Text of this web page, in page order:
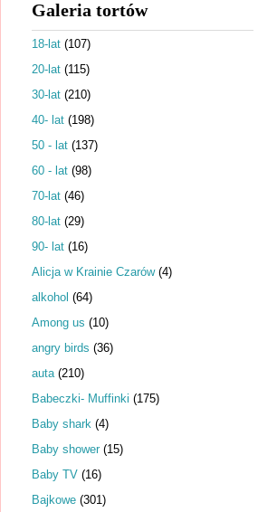
Galeria tortów
18-lat (107)
20-lat (115)
30-lat (210)
40- lat (198)
50 - lat (137)
60 - lat (98)
70-lat (46)
80-lat (29)
90- lat (16)
Alicja w Krainie Czarów (4)
alkohol (64)
Among us (10)
angry birds (36)
auta (210)
Babeczki- Muffinki (175)
Baby shark (4)
Baby shower (15)
Baby TV (16)
Bajkowe (301)